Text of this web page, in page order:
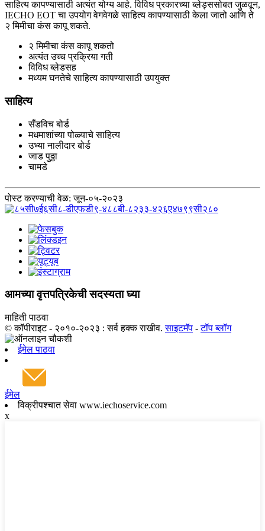
साहित्य कापण्यासाठी अत्यंत योग्य आहे. विविध प्रकारच्या ब्लेड्ससोबत जुळवून,
IECHO EOT चा उपयोग वेगवेगळे साहित्य कापण्यासाठी केला जातो आणि ते
२ मिमीचा कंस कापू शकते.
२ मिमीचा कंस कापू शकतो
अत्यंत उच्च प्रक्रिया गती
विविध ब्लेडसह
मध्यम घनतेचे साहित्य कापण्यासाठी उपयुक्त
साहित्य
सँडविच बोर्ड
मधमाशांच्या पोळ्याचे साहित्य
उभ्या नालीदार बोर्ड
जाड पुठ्ठा
चामडे
पोस्ट करण्याची वेळ: जून-०५-२०२३
आमच्या वृत्तपत्रिकेची सदस्यता घ्या
माहिती पाठवा
© कॉपीराइट - २०१०-२०२३ : सर्व हक्क राखीव. साइटमॅप -टॉप ब्लॉग
ईमेल पाठवा
ईमेल
विक्रीपश्चात सेवा www.iechoservice.com
x